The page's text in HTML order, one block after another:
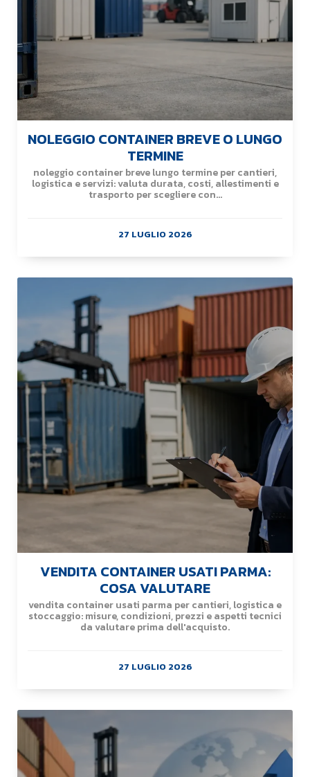
NOLEGGIO CONTAINER BREVE O LUNGO
TERMINE
noleggio container breve lungo termine per cantieri,
logistica e servizi: valuta durata, costi, allestimenti e
trasporto per scegliere con...
27 LUGLIO 2026
VENDITA CONTAINER USATI PARMA:
COSA VALUTARE
vendita container usati parma per cantieri, logistica e
stoccaggio: misure, condizioni, prezzi e aspetti tecnici
da valutare prima dell'acquisto.
27 LUGLIO 2026